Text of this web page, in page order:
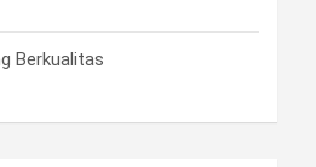
Berkualitas